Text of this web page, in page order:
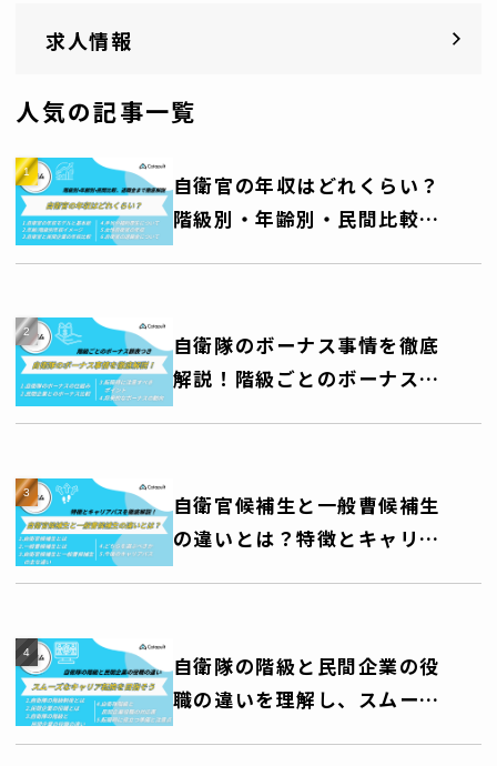
求人情報
人気の記事一覧
自衛官の年収はどれくらい？
階級別・年齢別・民間比較、
退職金まで徹底解説
自衛隊のボーナス事情を徹底
解説！階級ごとのボーナス額
一覧表つき
自衛官候補生と一般曹候補生
の違いとは？特徴とキャリア
パスを徹底解説！
自衛隊の階級と民間企業の役
職の違いを理解し、スムーズ
なキャリア転換を目指そう